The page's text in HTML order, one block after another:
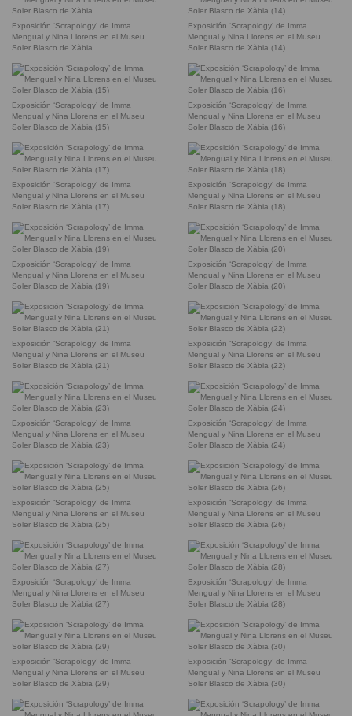
Exposición ‘Scrapology’ de Imma
Mengual y Nina Llorens en el Museu
Soler Blasco de Xàbia
Exposición ‘Scrapology’ de Imma
Mengual y Nina Llorens en el Museu
Soler Blasco de Xàbia (14)
Exposición ‘Scrapology’ de Imma
Mengual y Nina Llorens en el Museu
Soler Blasco de Xàbia (15)
Exposición ‘Scrapology’ de Imma
Mengual y Nina Llorens en el Museu
Soler Blasco de Xàbia (16)
Exposición ‘Scrapology’ de Imma
Mengual y Nina Llorens en el Museu
Soler Blasco de Xàbia (17)
Exposición ‘Scrapology’ de Imma
Mengual y Nina Llorens en el Museu
Soler Blasco de Xàbia (18)
Exposición ‘Scrapology’ de Imma
Mengual y Nina Llorens en el Museu
Soler Blasco de Xàbia (19)
Exposición ‘Scrapology’ de Imma
Mengual y Nina Llorens en el Museu
Soler Blasco de Xàbia (20)
Exposición ‘Scrapology’ de Imma
Mengual y Nina Llorens en el Museu
Soler Blasco de Xàbia (21)
Exposición ‘Scrapology’ de Imma
Mengual y Nina Llorens en el Museu
Soler Blasco de Xàbia (22)
Exposición ‘Scrapology’ de Imma
Mengual y Nina Llorens en el Museu
Soler Blasco de Xàbia (23)
Exposición ‘Scrapology’ de Imma
Mengual y Nina Llorens en el Museu
Soler Blasco de Xàbia (24)
Exposición ‘Scrapology’ de Imma
Mengual y Nina Llorens en el Museu
Soler Blasco de Xàbia (25)
Exposición ‘Scrapology’ de Imma
Mengual y Nina Llorens en el Museu
Soler Blasco de Xàbia (26)
Exposición ‘Scrapology’ de Imma
Mengual y Nina Llorens en el Museu
Soler Blasco de Xàbia (27)
Exposición ‘Scrapology’ de Imma
Mengual y Nina Llorens en el Museu
Soler Blasco de Xàbia (28)
Exposición ‘Scrapology’ de Imma
Mengual y Nina Llorens en el Museu
Soler Blasco de Xàbia (29)
Exposición ‘Scrapology’ de Imma
Mengual y Nina Llorens en el Museu
Soler Blasco de Xàbia (30)